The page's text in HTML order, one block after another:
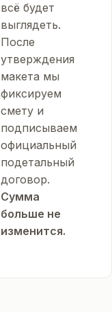
всё будет
выглядеть.
После
утверждения
макета мы
фиксируем
смету и
подписываем
официальный
подетальный
договор.
Сумма
больше не
изменится.